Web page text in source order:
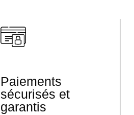
Paiements
sécurisés et
garantis